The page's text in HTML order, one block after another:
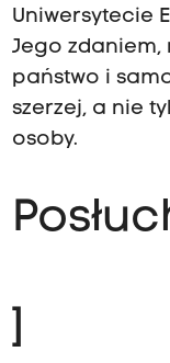
Uniwersytecie
Jego zdaniem,
państwo i
szerzej, a nie
osoby.
]